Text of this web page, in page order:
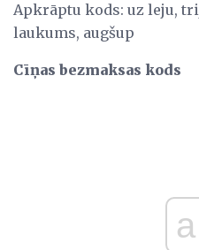
Apkrāptu kods: uz leju,
laukums, augšup
Cīņas bezmaksas kods